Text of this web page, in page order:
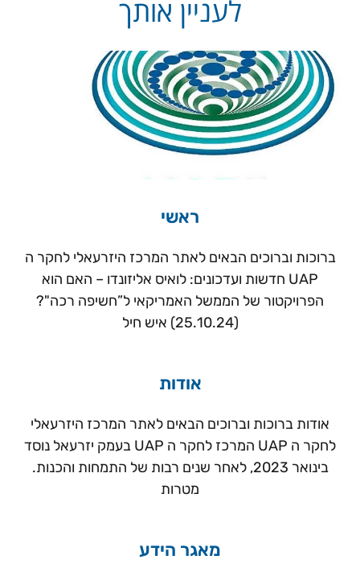
לעניין אותך
ראשי
ברוכות וברוכים הבאים לאתר המרכז היזרעאלי לחקר ה
UAP חדשות ועדכונים: לואיס אליזונדו – האם הוא
הפרויקטור של הממשל האמריקאי ל”חשיפה רכה"?
(25.10.24) איש חיל
אודות
אודות ברוכות וברוכים הבאים לאתר המרכז היזרעאלי
לחקר ה UAP המרכז לחקר ה UAP בעמק יזרעאל נוסד
בינואר 2023, לאחר שנים רבות של התמחות והכנות.
מטרות
מאגר הידע